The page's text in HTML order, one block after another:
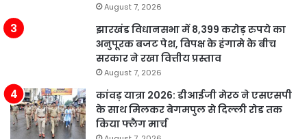
August 7, 2026
झारखंड विधानसभा में 8,399 करोड़ रुपये का
अनुपूरक बजट पेश, विपक्ष के हंगामे के बीच
सरकार ने रखा वित्तीय प्रस्ताव
August 7, 2026
कांवड़ यात्रा 2026: डीआईजी मेरठ ने एसएसपी
के साथ मिलकर बेगमपुल से दिल्ली रोड तक
किया फ्लैग मार्च